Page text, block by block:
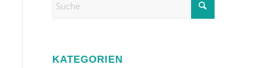
KATEGORIEN